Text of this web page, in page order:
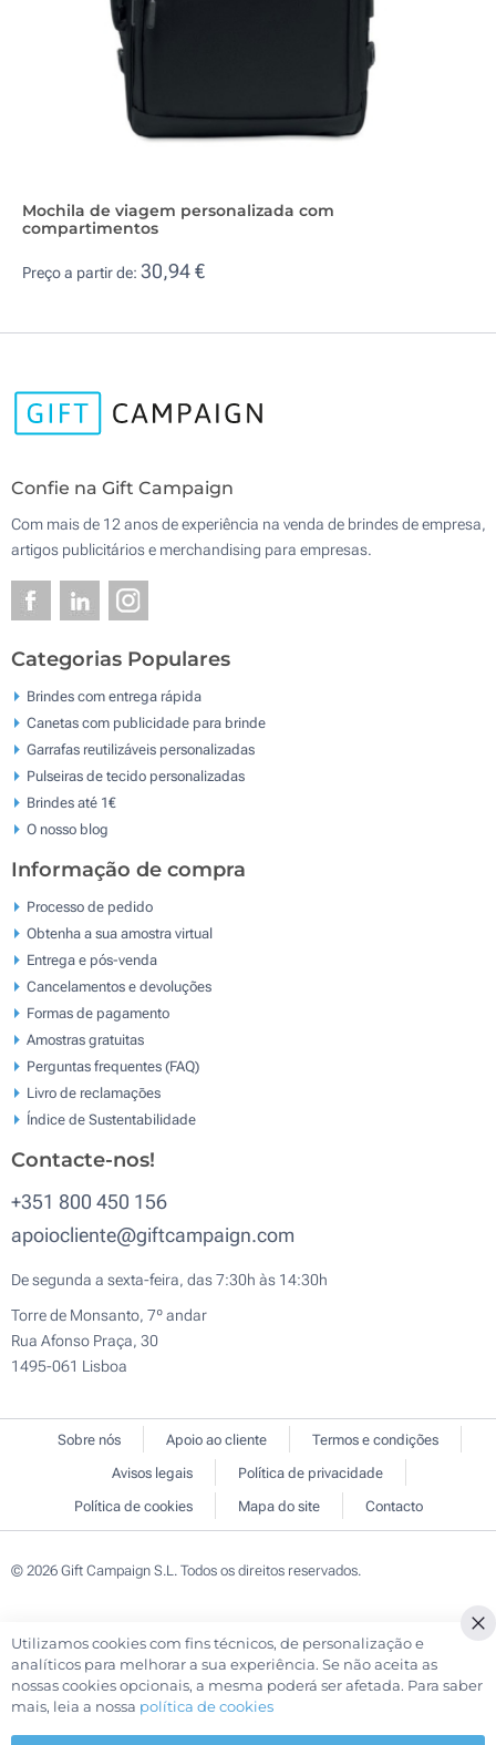
Mochila de viagem personalizada com
compartimentos
Preço a partir de: 30,94 €
Confie na Gift Campaign
Com mais de 12 anos de experiência na venda de brindes de empresa,
artigos publicitários e merchandising para empresas.
Categorias Populares
Brindes com entrega rápida
Canetas com publicidade para brinde
Garrafas reutilizáveis personalizadas
Pulseiras de tecido personalizadas
Brindes até 1€
O nosso blog
Informação de compra
Processo de pedido
Obtenha a sua amostra virtual
Entrega e pós-venda
Cancelamentos e devoluções
Formas de pagamento
Amostras gratuitas
Perguntas frequentes (FAQ)
Livro de reclamaçōes
Índice de Sustentabilidade
Contacte-nos!
+351 800 450 156
apoiocliente@giftcampaign.com
De segunda a sexta-feira, das 7:30h às 14:30h
Torre de Monsanto, 7º andar
Rua Afonso Praça, 30
1495-061 Lisboa
Sobre nós Apoio ao cliente
Termos e condições
Avisos legais
Política de privacidade
Política de cookies
Mapa do site Contacto
© 2026 Gift Campaign S.L. Todos os direitos reservados.
Utilizamos cookies com fins técnicos, de personalização e
analíticos para melhorar a sua experiência. Se não aceita as
nossas cookies opcionais, a mesma poderá ser afetada. Para saber
mais, leia a nossa política de cookies